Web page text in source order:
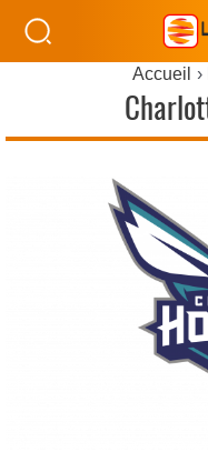
Accueil